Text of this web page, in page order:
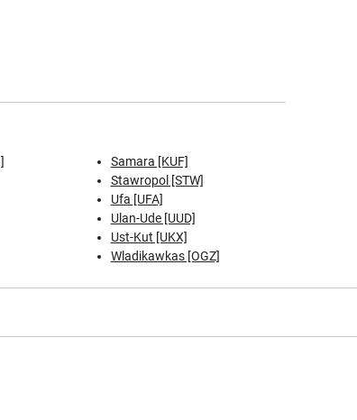
Mineralnyje Wody
Moskau
Murmansk
Omsk
Samara [KUF]
Stawropol [STW]
Ufa [UFA]
Ulan-Ude [UUD]
Ust-Kut [UKX]
Wladikawkas [OGZ]